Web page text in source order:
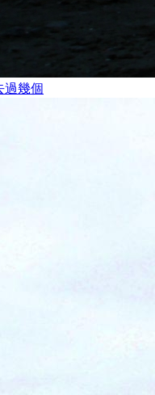
過幾個